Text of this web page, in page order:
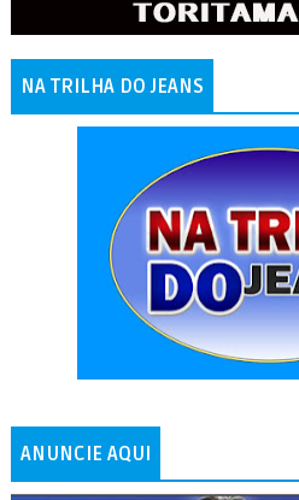
NA TRILHA DO JEANS
ANUNCIE AQUI